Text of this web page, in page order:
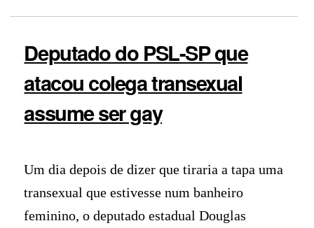
Deputado do PSL-SP que
atacou colega transexual
assume ser gay
Um dia depois de dizer que tiraria a tapa uma
transexual que estivesse num banheiro
feminino, o deputado estadual Douglas